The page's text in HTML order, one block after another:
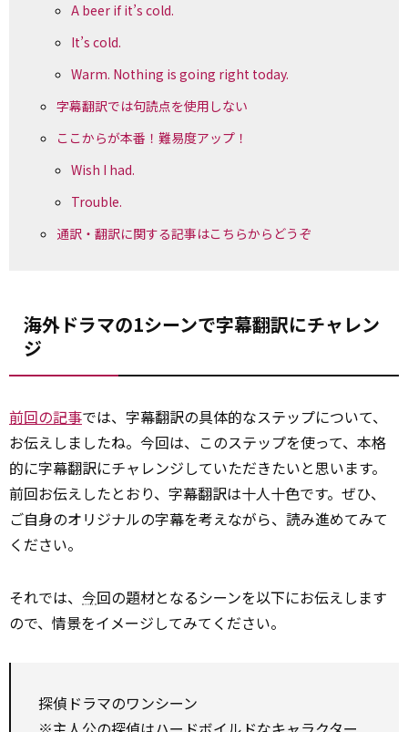
A beer if it’s cold.
It’s cold.
Warm. Nothing is going right today.
字幕翻訳では句読点を使用しない
ここからが本番！難易度アップ！
Wish I had.
Trouble.
通訳・翻訳に関する記事はこちらからどうぞ
海外ドラマの1シーンで字幕翻訳にチャレン
ジ
前回の記事では、字幕翻訳の具体的なステップについて、
お伝えしましたね。今回は、このステップを使って、本格
的に字幕翻訳にチャレンジしていただきたいと思います。
前回お伝えしたとおり、字幕翻訳は十人十色です。ぜひ、
ご自身のオリジナルの字幕を考えながら、読み進めてみて
ください。
それでは、 今回の題材となるシーンを以下にお伝えします
ので、情景をイメージしてみてください。
探偵ドラマのワンシーン